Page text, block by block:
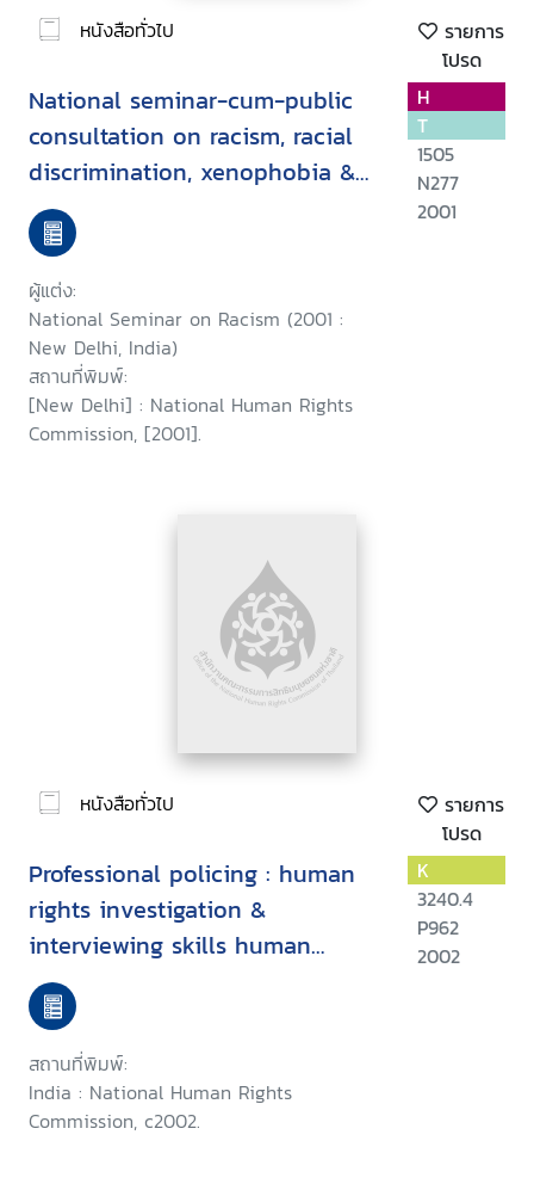
หนังสือทั่วไป
รายการ
โปรด
National seminar-cum-public
consultation on racism, racial
discrimination, xenophobia &
related intolerance, held at
New Delhi on 11 August, 2001 :
a report
ผู้แต่ง:
National Seminar on Racism (2001 :
New Delhi, India)
สถานที่พิมพ์:
[New Delhi] : National Human Rights
Commission, [2001].
H
T
1505
N277
2001
หนังสือทั่วไป
รายการ
โปรด
Professional policing : human
rights investigation &
interviewing skills human
rights & custody management
สถานที่พิมพ์:
India : National Human Rights
Commission, c2002.
K
3240.4
P962
2002